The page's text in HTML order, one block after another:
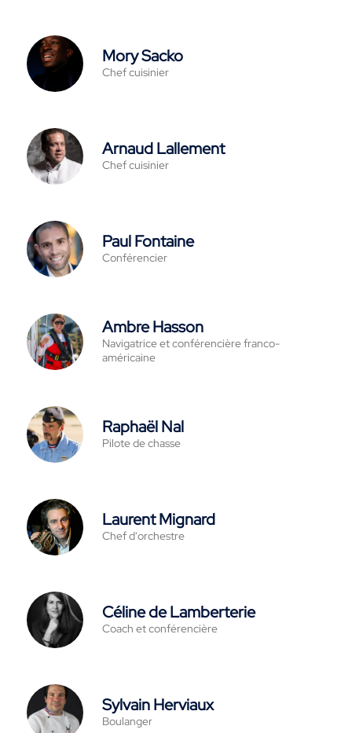
Mory Sacko
Chef cuisinier
Arnaud Lallement
Chef cuisinier
Paul Fontaine
Conférencier
Ambre Hasson
Navigatrice et conférencière franco-
américaine
Raphaël Nal
Pilote de chasse
Laurent Mignard
Chef d'orchestre
Céline de Lamberterie
Coach et conférencière
Sylvain Herviaux
Boulanger